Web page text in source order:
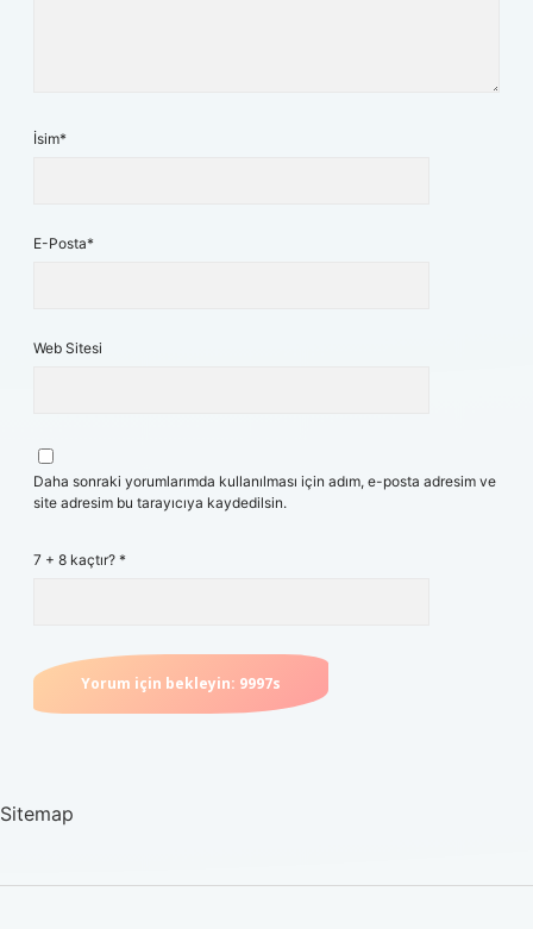
İsim*
E-Posta*
Web Sitesi
Daha sonraki yorumlarımda kullanılması için adım, e-posta adresim ve
site adresim bu tarayıcıya kaydedilsin.
7 + 8 kaçtır? *
Sitemap